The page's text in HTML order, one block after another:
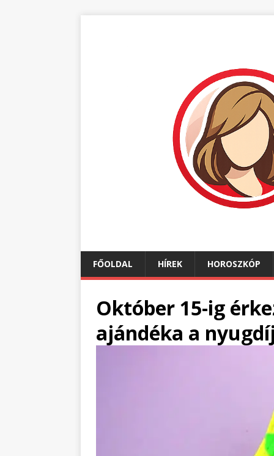
FŐOLDAL HÍREK HOROSZKÓP
Október 15-ig
ajándéka a